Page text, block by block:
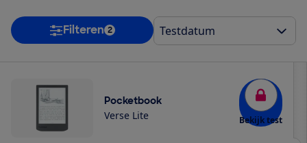
Filteren 2
Pocketbook
Verse Lite Bekijk test